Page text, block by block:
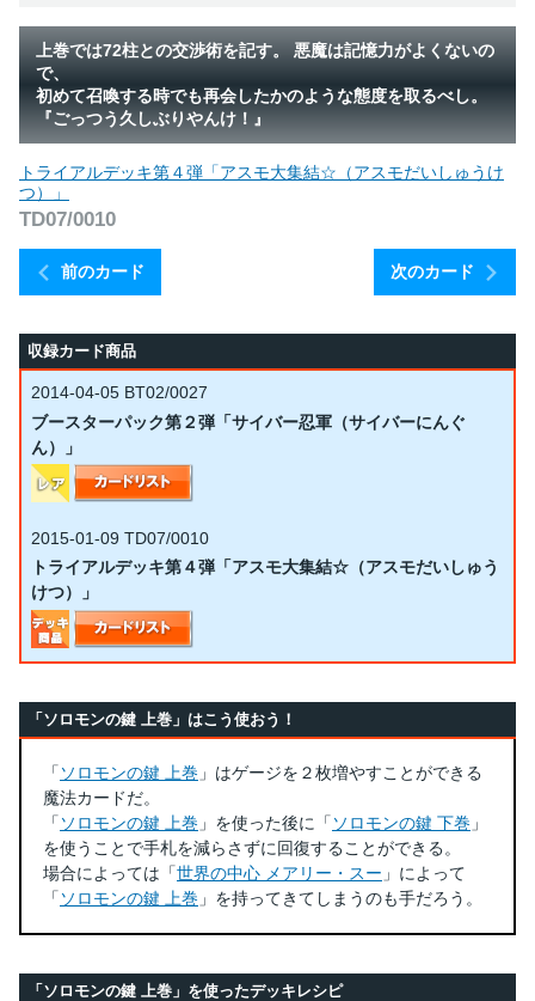
上巻では72柱との交渉術を記す。 悪魔は記憶力がよくないの
で、
初めて召喚する時でも再会したかのような態度を取るべし。
『ごっつう久しぶりやんけ！』
前のカード
トライアルデッキ第４弾「アスモ大集結☆（アスモだいしゅうけ
つ）」
TD07/0010
次のカード
収録カード商品
2014-04-05 BT02/0027
ブースターパック第２弾「サイバー忍軍（サイバーにんぐ
ん）」
2015-01-09 TD07/0010
トライアルデッキ第４弾「アスモ大集結☆（アスモだいしゅう
けつ）」
「ソロモンの鍵 上巻」はこう使おう！
「 ソロモンの鍵 上巻 」はゲージを２枚増やすことができる
魔法カードだ。
「 ソロモンの鍵 上巻 」を使った後に「 ソロモンの鍵 下巻 」
を使うことで手札を減らさずに回復することができる。
場合によっては「世界の中心 メアリー・スー 」によって
「 ソロモンの鍵 上巻 」を持ってきてしまうのも手だろう。
「ソロモンの鍵 上巻」を使ったデッキレシピ